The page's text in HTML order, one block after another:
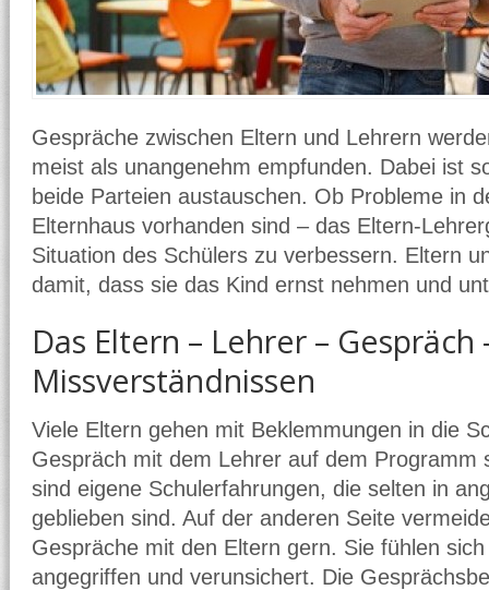
Gespräche zwischen Eltern und Lehrern
meist als unangenehm empfunden. Dabei ist
beide Parteien austauschen. Ob Probleme in
Elternhaus vorhanden sind – das Eltern-
Situation des Schülers zu verbessern. Eltern
damit, dass sie das Kind ernst nehmen und
Das Eltern – Lehrer –
Missverständnissen
Viele Eltern gehen mit Beklemmungen in die
Gespräch mit dem Lehrer auf dem Programm
sind eigene Schulerfahrungen, die selten in
geblieben sind. Auf der anderen Seite
Gespräche mit den Eltern gern. Sie fühlen
angegriffen und verunsichert. Die